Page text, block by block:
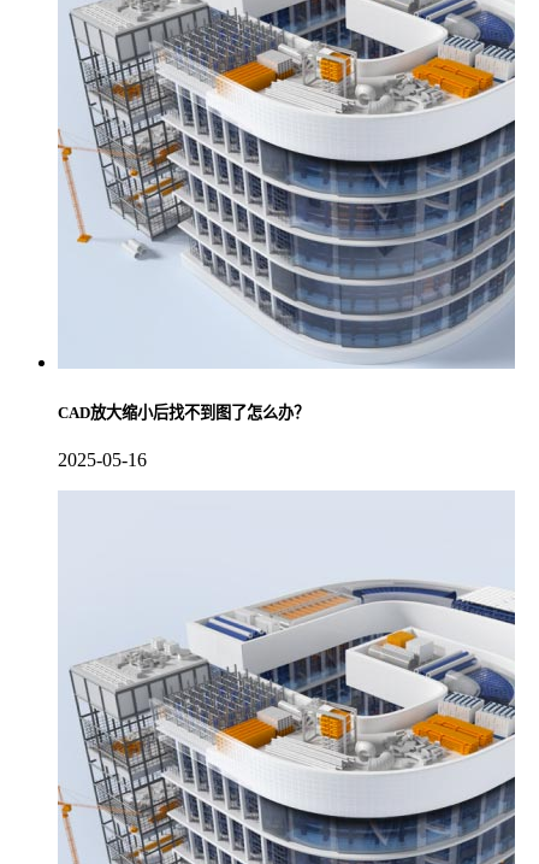
CAD放大缩小后找不到图了怎么办？
2025-05-16